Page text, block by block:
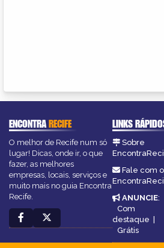
ENCONTRARECIFE
O melhor de Recife num só
lugar! Dicas, onde ir, o que
fazer, as melhores
empresas, locais, serviços e
muito mais no guia Encontra
Recife.
LINKS
Sobre
Fale com o
ANUNCIE:
Com
destaque |
Grátis